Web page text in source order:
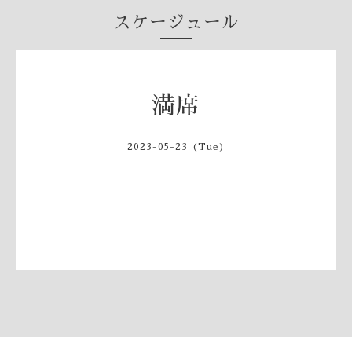
スケージュール
満席
2023-05-23 (Tue)